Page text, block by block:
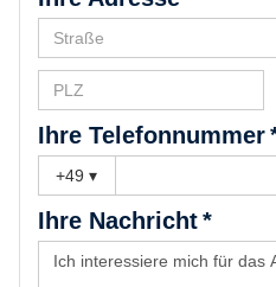
Ihre Telefonnummer
+49 ▾
Ihre Nachricht *